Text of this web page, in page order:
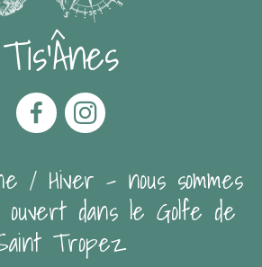
Tis'Ânes
/ Hiver - nous sommes
ouvert dans le Golfe de
Tropez